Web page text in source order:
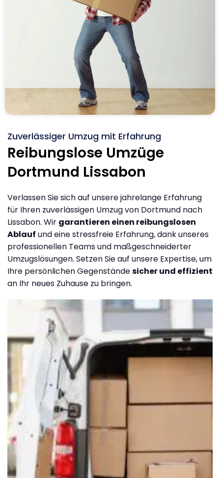
Zuverlässiger Umzug mit Erfahrung
Reibungslose Umzüge
Dortmund Lissabon
Verlassen Sie sich auf unsere jahrelange Erfahrung
für Ihren zuverlässigen Umzug von Dortmund nach
Lissabon. Wir garantieren einen reibungslosen
Ablauf und eine stressfreie Erfahrung, dank unseres
professionellen Teams und maßgeschneiderter
Umzugslösungen. Setzen Sie auf unsere Expertise, um
Ihre persönlichen Gegenständesicher und effizient
an Ihr neues Zuhause zu bringen.